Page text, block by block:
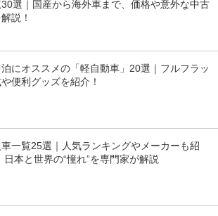
選｜国産から海外車まで、価格や意外な中古
説！
にオススメの「軽自動車」20選｜フルフラッ
や便利グッズを紹介！
一覧25選｜人気ランキングやメーカーも紹
日本と世界の“憧れ”を専門家が解説